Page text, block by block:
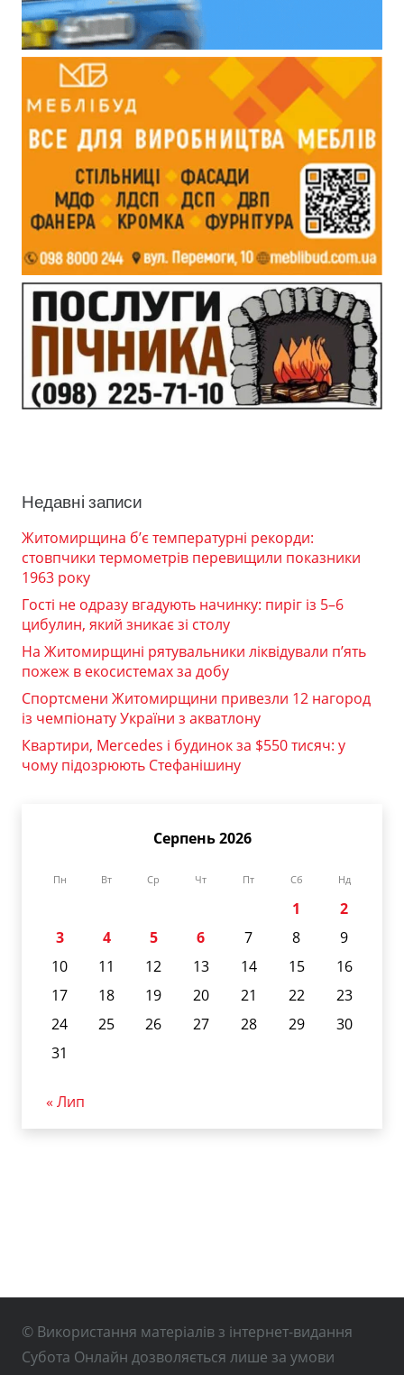
Недавні записи
Житомирщина б’є температурні рекорди:
стовпчики термометрів перевищили показники
1963 року
Гості не одразу вгадують начинку: пиріг із 5–6
цибулин, який зникає зі столу
На Житомирщині рятувальники ліквідували п’ять
пожеж в екосистемах за добу
Спортсмени Житомирщини привезли 12 нагород
із чемпіонату України з акватлону
Квартири, Mercedes і будинок за $550 тисяч: у
чому підозрюють Стефанішину
Серпень 2026
Пн Вт Ср Чт Пт Сб Нд
1
2
3
4 5 6 7 8
9
10
11 12 13 14 15
16
17
18 19 20 21 22
23
24
25 26 27 28 29
30
31
« Лип
© Використання матеріалів з інтернет-видання
Субота Онлайн дозволяється лише за умови